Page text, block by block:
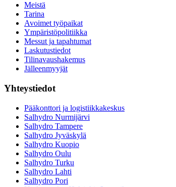
Meistä
Tarina
Avoimet työpaikat
Ympäristöpolitiikka
Messut ja tapahtumat
Laskutustiedot
Tilinavaushakemus
Jälleenmyyjät
Yhteystiedot
Pääkonttori ja logistiikkakeskus
Salhydro Nurmijärvi
Salhydro Tampere
Salhydro Jyväskylä
Salhydro Kuopio
Salhydro Oulu
Salhydro Turku
Salhydro Lahti
Salhydro Pori